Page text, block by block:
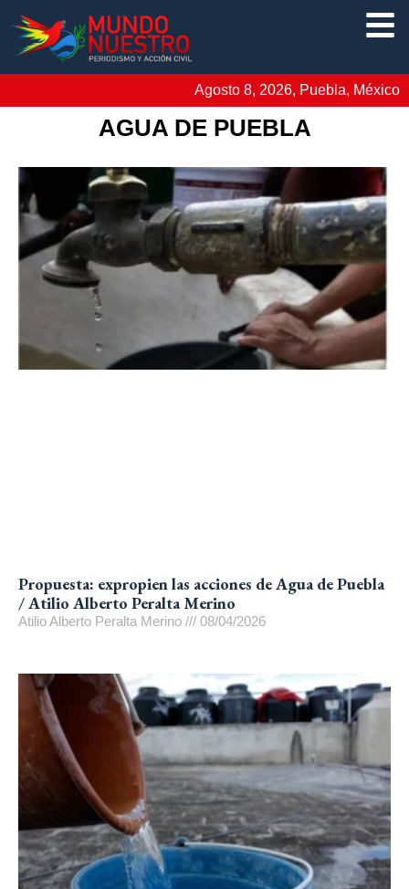
Agosto 8, 2026, Puebla, México
AGUA DE PUEBLA
Propuesta: expropien las acciones de Agua de Puebla
/ Atilio Alberto Peralta Merino
Atilio Alberto Peralta Merino 08/04/2026